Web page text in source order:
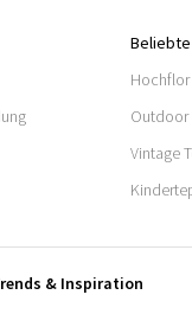
Outdoor
Vintage
& Inspiration